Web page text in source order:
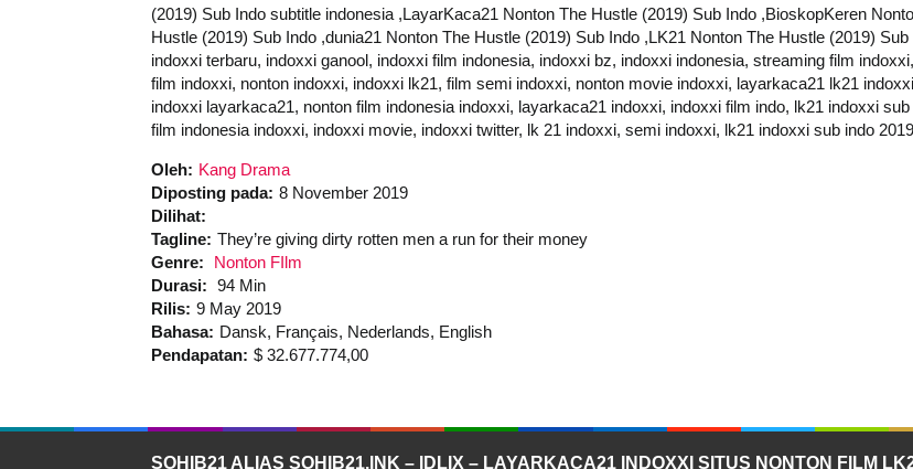
(2019) Sub Indo subtitle indonesia ,LayarKaca21 Nonton The Hustle (2019) Sub Indo ,BioskopKeren
Hustle (2019) Sub Indo ,dunia21 Nonton The Hustle (2019) Sub Indo ,LK21 Nonton The Hustle (2019)
indoxxi terbaru, indoxxi ganool, indoxxi film indonesia, indoxxi bz, indoxxi indonesia, streaming film
film indoxxi, nonton indoxxi, indoxxi lk21, film semi indoxxi, nonton movie indoxxi, layarkaca21 lk21
indoxxi layarkaca21, nonton film indonesia indoxxi, layarkaca21 indoxxi, indoxxi film indo, lk21 indoxxi
film indonesia indoxxi, indoxxi movie, indoxxi twitter, lk 21 indoxxi, semi indoxxi, lk21 indoxxi sub indo
Oleh: Kang Drama
Diposting pada: 8 November 2019
Dilihat:
Tagline: They’re giving dirty rotten men a run for their money
Genre:
Nonton FIlm
Durasi: 94 Min
Rilis: 9 May 2019
Bahasa: Dansk, Français, Nederlands, English
Pendapatan: $ 32.677.774,00
SOHIB21 ALIAS SOHIB21.INK – IDLIX – LAYARKACA21 INDOXXI SITUS NONTON FILM